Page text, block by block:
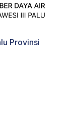
Provinsi